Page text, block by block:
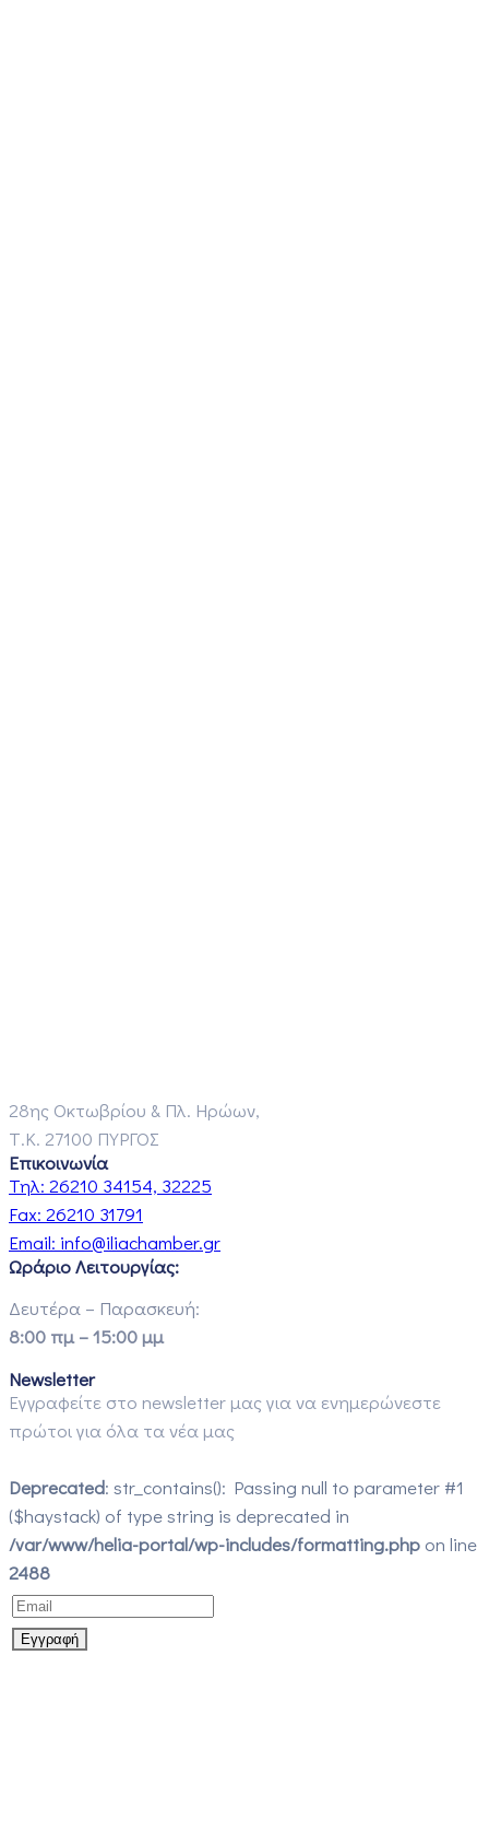
28ης Οκτωβρίου & Πλ. Ηρώων,
Τ.Κ. 27100 ΠΥΡΓΟΣ
Επικοινωνία
Τηλ: 26210 34154, 32225
Fax: 26210 31791
Email: info@iliachamber.gr
Ωράριο Λειτουργίας:
Δευτέρα – Παρασκευή:
8:00 πμ – 15:00 μμ
Newsletter
Εγγραφείτε στο newsletter μας για να ενημερώνεστε
πρώτοι για όλα τα νέα μας
Deprecated: str_contains(): Passing null to parameter #1
($haystack) of type string is deprecated in
/var/www/helia-portal/wp-includes/formatting.php on line
2488